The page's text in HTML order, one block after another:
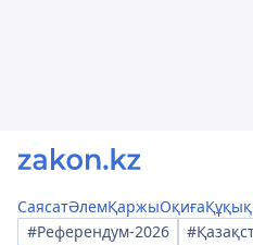
СаясатӘлемҚаржыОқиғаҚұқық
#Референдум-2026